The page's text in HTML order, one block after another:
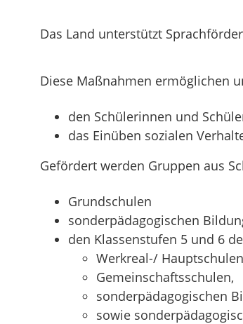
Das Land unterstützt
Diese Maßnahmen ermöglichen
den Schülerinnen und
das Einüben sozialen
Gefördert werden Gruppen aus
Grundschulen
sonderpädagogischen
den Klassenstufen 5 und 6
Werkreal-/
Gemeinschaftsschulen,
sonderpädagogischen
sowie